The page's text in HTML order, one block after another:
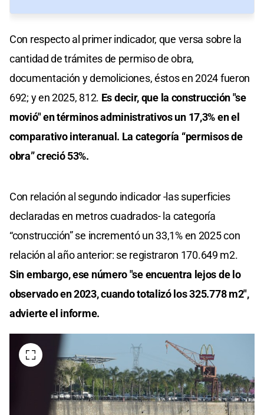
Con respecto al primer indicador, que versa sobre la
cantidad de trámites de permiso de obra,
documentación y demoliciones, éstos en 2024 fueron
692; y en 2025, 812. Es decir, que la construcción "se
movió" en términos administrativos un 17,3% en el
comparativo interanual. La categoría “permisos de
obra” creció 53%.
Con relación al segundo indicador -las superficies
declaradas en metros cuadrados- la categoría
“construcción” se incrementó un 33,1% en 2025 con
relación al año anterior: se registraron 170.649 m2.
Sin embargo, ese número "se encuentra lejos de lo
observado en 2023, cuando totalizó los 325.778 m2",
advierte el informe.